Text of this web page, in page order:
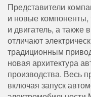
Представители
и новые компоненты,
и двигатель, а также
отличают
традиционным
новая архитектура
производства. Весь
включая запуск